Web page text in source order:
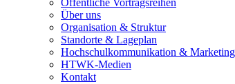
Über uns
Organisation & Struktur
Standorte & Lageplan
Hochschulkommunikation & Marketing
HTWK-Medien
Kontakt